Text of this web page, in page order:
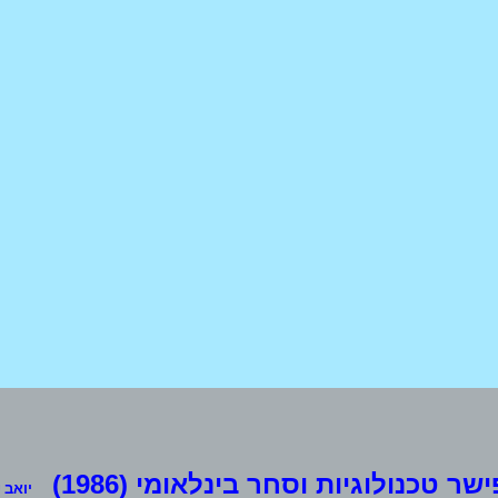
טכנולוגיות וסחר בינלאומי (1986) יואב שחם 3ב, ת.ד.